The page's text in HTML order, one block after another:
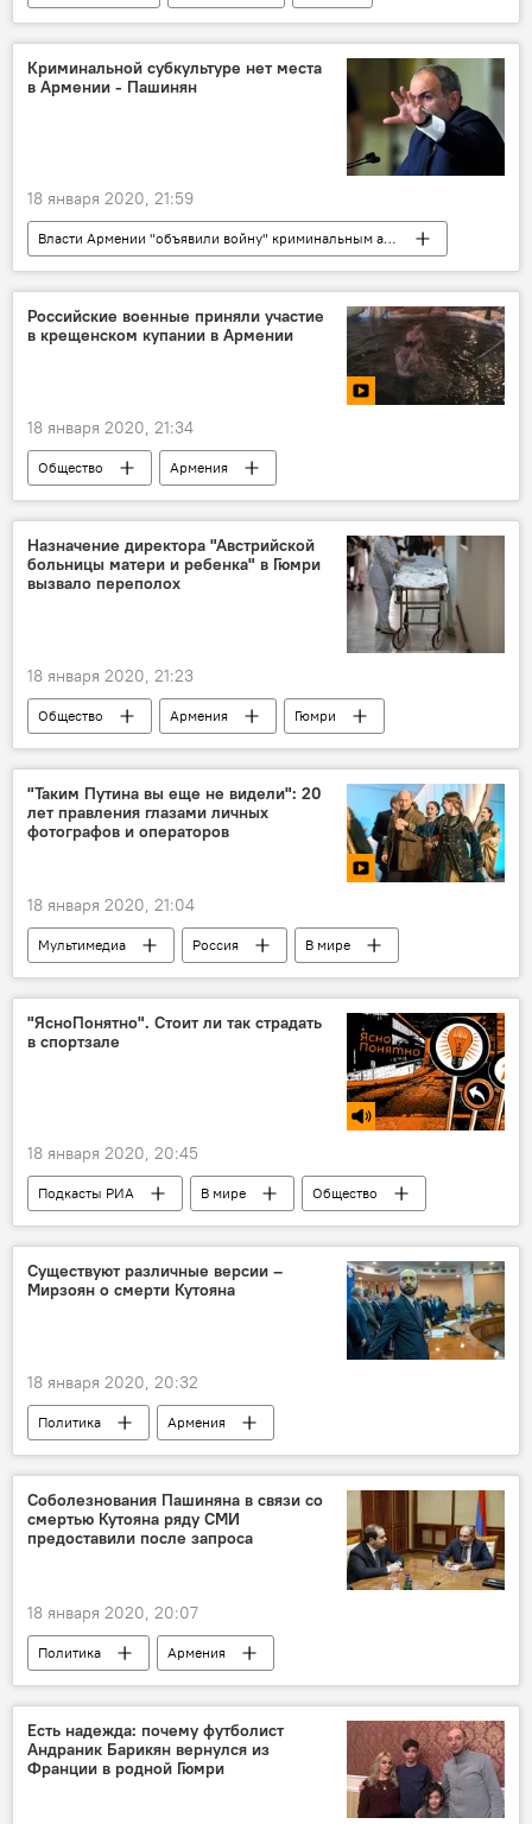
Севан
рыба
Криминальной субкультуре нет места
в Армении - Пашинян
18 января 2020, 21:59
Власти Армении "объявили войну" криминальным авторитетам
Политика
Армения
Пашинян Никол
криминал
Российские военные приняли участие
в крещенском купании в Армении
18 января 2020, 21:34
Общество
Армения
купание в святой воде
военные
Назначение директора "Австрийской
больницы матери и ребенка" в Гюмри
вызвало переполох
18 января 2020, 21:23
Общество Армения
Гюмри
больница
"Таким Путина вы еще не видели": 20
лет правления глазами личных
фотографов и операторов
18 января 2020, 21:04
Мультимедиа Россия
В мире
Видео
Видеоклуб
"ЯсноПонятно". Стоит ли так страдать
в спортзале
18 января 2020, 20:45
Подкасты РИА В мире
Общество
Армения
диета
Спорт
Существуют различные версии –
Мирзоян о смерти Кутояна
18 января 2020, 20:32
Политика
Армения
Арарат Мирзоян
Георгий Кутоян
Соболезнования Пашиняна в связи со
смертью Кутояна ряду СМИ
предоставили после запроса
18 января 2020, 20:07
Политика
Армения
Пашинян Никол
Георгий Кутоян
Есть надежда: почему футболист
Андраник Барикян вернулся из
Франции в родной Гюмри